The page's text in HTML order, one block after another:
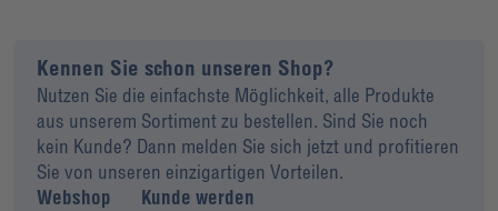
Kennen Sie schon unseren Shop?
Nutzen Sie die einfachste Möglichkeit, alle Produkte
aus unserem Sortiment zu bestellen. Sind Sie noch
kein Kunde? Dann melden Sie sich jetzt und profitieren
Sie von unseren einzigartigen Vorteilen.
Webshop
Kunde werden